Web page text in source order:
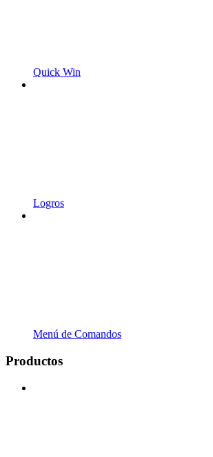
Quick Win
Logros
Menú de Comandos
Productos